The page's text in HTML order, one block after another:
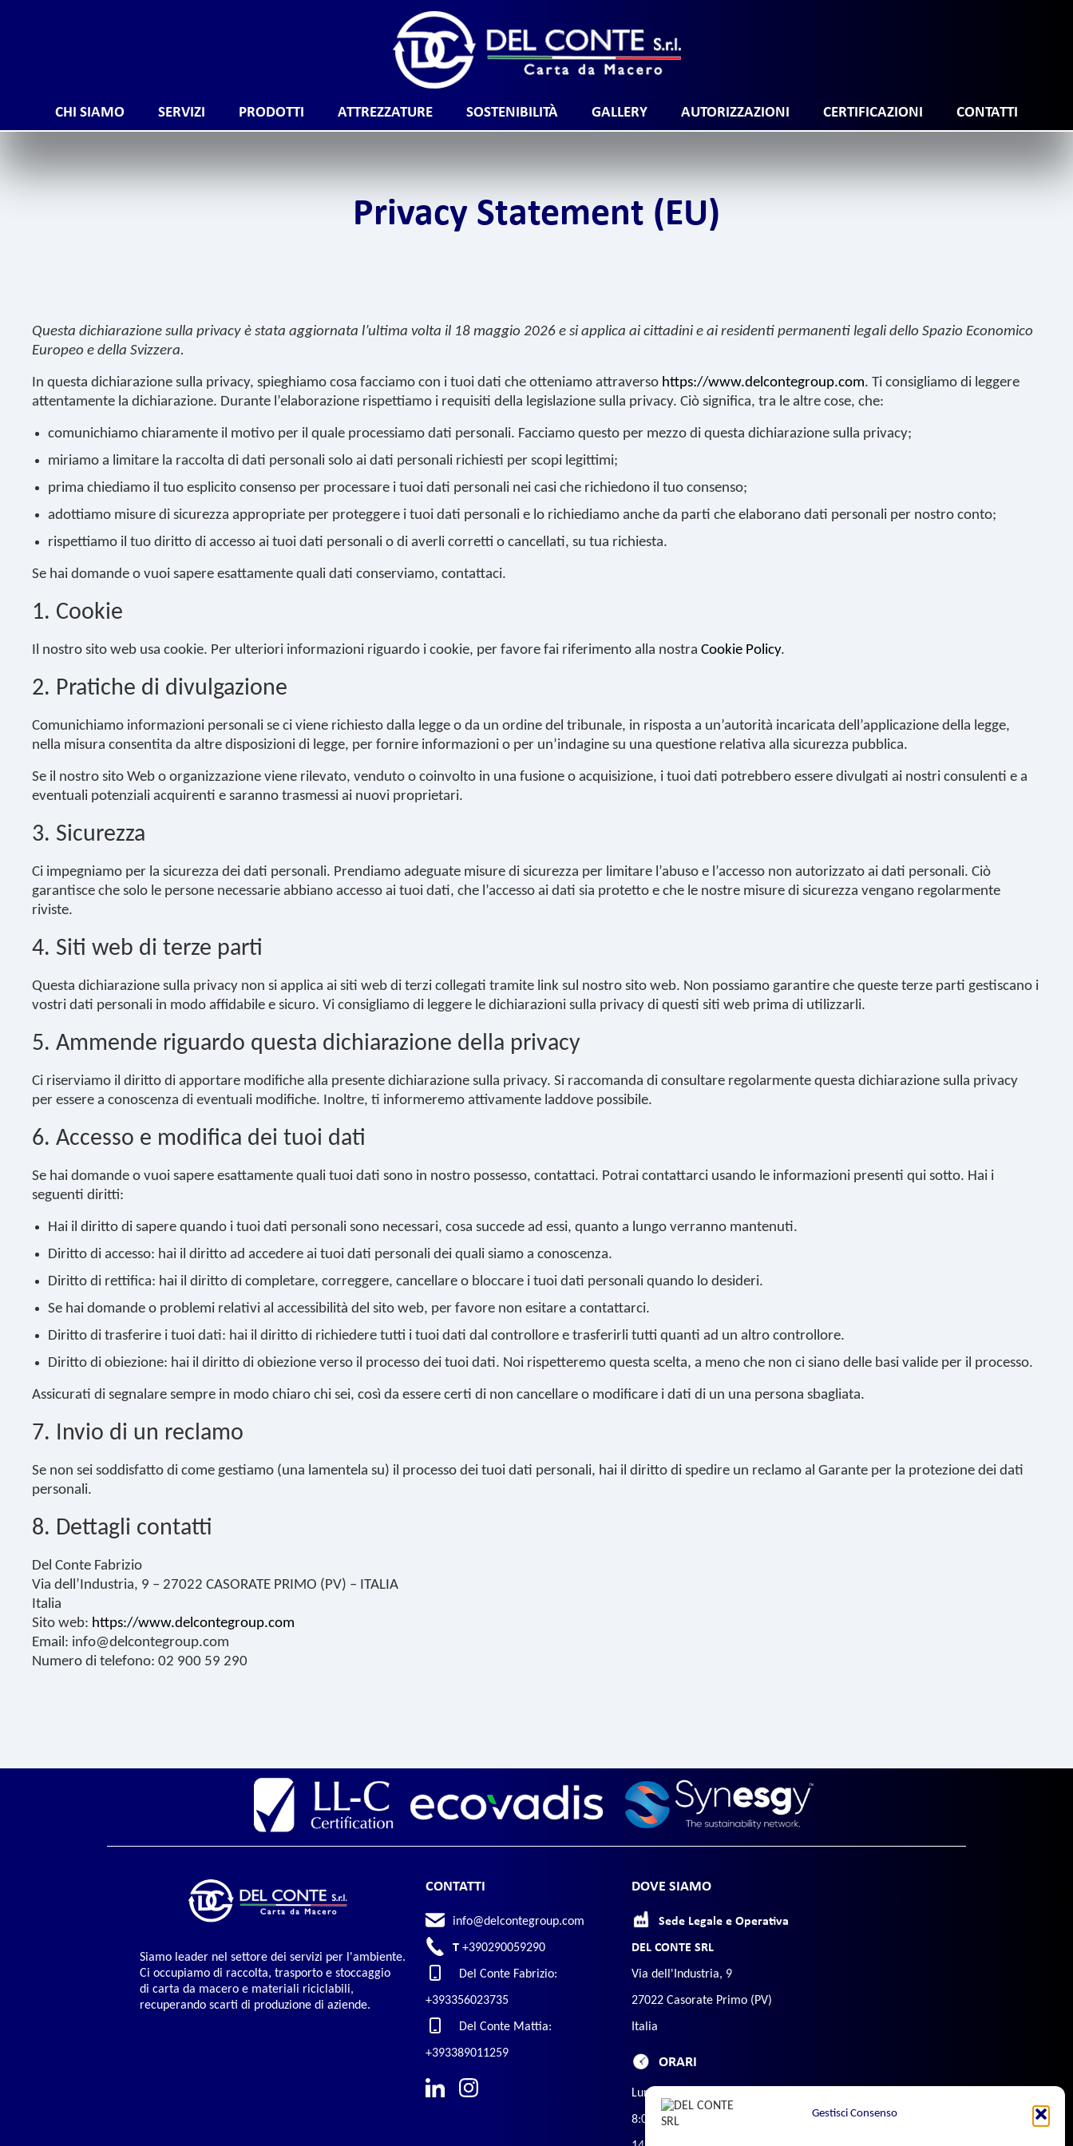
Gestisci Consenso
CHI SIAMO SERVIZI PRODOTTI ATTREZZATURE SOSTENIBILITÀ GALLERY AUTORIZZAZIONI CERTIFICAZIONI CONTATTI
Privacy Statement (EU)
Questa dichiarazione sulla privacy è stata aggiornata l’ultima volta il 18 maggio 2026 e si applica ai cittadini e ai residenti permanenti legali dello Spazio Economico
Europeo e della Svizzera.
In questa dichiarazione sulla privacy, spieghiamo cosa facciamo con i tuoi dati che otteniamo attraverso https://www.delcontegroup.com. Ti consigliamo di leggere
attentamente la dichiarazione. Durante l’elaborazione rispettiamo i requisiti della legislazione sulla privacy. Ciò significa, tra le altre cose, che:
comunichiamo chiaramente il motivo per il quale processiamo dati personali. Facciamo questo per mezzo di questa dichiarazione sulla privacy;
miriamo a limitare la raccolta di dati personali solo ai dati personali richiesti per scopi legittimi;
prima chiediamo il tuo esplicito consenso per processare i tuoi dati personali nei casi che richiedono il tuo consenso;
adottiamo misure di sicurezza appropriate per proteggere i tuoi dati personali e lo richiediamo anche da parti che elaborano dati personali per nostro conto;
rispettiamo il tuo diritto di accesso ai tuoi dati personali o di averli corretti o cancellati, su tua richiesta.
Se hai domande o vuoi sapere esattamente quali dati conserviamo, contattaci.
1. Cookie
Il nostro sito web usa cookie. Per ulteriori informazioni riguardo i cookie, per favore fai riferimento alla nostraCookie Policy.
2. Pratiche di divulgazione
Comunichiamo informazioni personali se ci viene richiesto dalla legge o da un ordine del tribunale, in risposta a un’autorità incaricata dell’applicazione della legge,
nella misura consentita da altre disposizioni di legge, per fornire informazioni o per un’indagine su una questione relativa alla sicurezza pubblica.
Se il nostro sito Web o organizzazione viene rilevato, venduto o coinvolto in una fusione o acquisizione, i tuoi dati potrebbero essere divulgati ai nostri consulenti e a
eventuali potenziali acquirenti e saranno trasmessi ai nuovi proprietari.
3. Sicurezza
Ci impegniamo per la sicurezza dei dati personali. Prendiamo adeguate misure di sicurezza per limitare l’abuso e l’accesso non autorizzato ai dati personali. Ciò
garantisce che solo le persone necessarie abbiano accesso ai tuoi dati, che l’accesso ai dati sia protetto e che le nostre misure di sicurezza vengano regolarmente
riviste.
4. Siti web di terze parti
Questa dichiarazione sulla privacy non si applica ai siti web di terzi collegati tramite link sul nostro sito web. Non possiamo garantire che queste terze parti gestiscano i
vostri dati personali in modo affidabile e sicuro. Vi consigliamo di leggere le dichiarazioni sulla privacy di questi siti web prima di utilizzarli.
5. Ammende riguardo questa dichiarazione della privacy
Ci riserviamo il diritto di apportare modifiche alla presente dichiarazione sulla privacy. Si raccomanda di consultare regolarmente questa dichiarazione sulla privacy
per essere a conoscenza di eventuali modifiche. Inoltre, ti informeremo attivamente laddove possibile.
6. Accesso e modifica dei tuoi dati
Se hai domande o vuoi sapere esattamente quali tuoi dati sono in nostro possesso, contattaci. Potrai contattarci usando le informazioni presenti qui sotto. Hai i
seguenti diritti:
Hai il diritto di sapere quando i tuoi dati personali sono necessari, cosa succede ad essi, quanto a lungo verranno mantenuti.
Diritto di accesso: hai il diritto ad accedere ai tuoi dati personali dei quali siamo a conoscenza.
Diritto di rettifica: hai il diritto di completare, correggere, cancellare o bloccare i tuoi dati personali quando lo desideri.
Se hai domande o problemi relativi al accessibilità del sito web, per favore non esitare a contattarci.
Diritto di trasferire i tuoi dati: hai il diritto di richiedere tutti i tuoi dati dal controllore e trasferirli tutti quanti ad un altro controllore.
Diritto di obiezione: hai il diritto di obiezione verso il processo dei tuoi dati. Noi rispetteremo questa scelta, a meno che non ci siano delle basi valide per il processo.
Assicurati di segnalare sempre in modo chiaro chi sei, così da essere certi di non cancellare o modificare i dati di un una persona sbagliata.
7. Invio di un reclamo
Se non sei soddisfatto di come gestiamo (una lamentela su) il processo dei tuoi dati personali, hai il diritto di spedire un reclamo al Garante per la protezione dei dati
personali.
8. Dettagli contatti
Del Conte Fabrizio
Via dell’Industria, 9 – 27022 CASORATE PRIMO (PV) – ITALIA
Italia
Sito web: https://www.delcontegroup.com
Email: info@delcontegroup.com
Numero di telefono: 02 900 59 290
Siamo leader nel settore dei servizi per l'ambiente.
Ci occupiamo di raccolta, trasporto e stoccaggio
di carta da macero e materiali riciclabili,
recuperando scarti di produzione di aziende.
CONTATTI
info@delcontegroup.com
T+390290059290
Del Conte Fabrizio:
+393356023735
Del Conte Mattia:
+393389011259
DOVE SIAMO
Sede Legale e Operativa
DEL CONTE SRL
Via dell'Industria, 9
27022 Casorate Primo (PV)
Italia
ORARI
Lunedì - Venerdì
8:00 - 12:30